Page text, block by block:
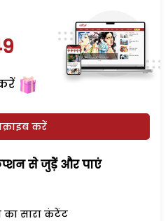
करें
से जुड़ेें और पाएं
का सारा कंटेंट